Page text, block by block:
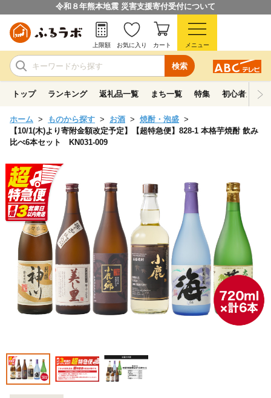
令和８年熊本地震 災害支援寄付受付について
検索
上限額 お気に入り カート メニュー
トップ ランキング 返礼品一覧 まち一覧 特集 初心者ガイド
ホーム ものから探す お酒
焼酎・泡盛
【10/1(木)より寄附金額改定予定】【超特急便】828-1 本格芋焼酎 飲み
比べ6本セット KN031-009